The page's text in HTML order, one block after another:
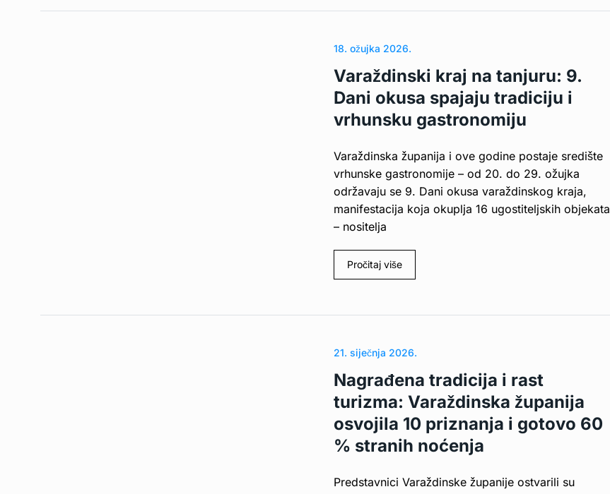
18. ožujka 2026.
Varaždinski kraj na tanjuru: 9.
Dani okusa spajaju tradiciju i
vrhunsku gastronomiju
Varaždinska županija i ove godine postaje središte
vrhunske gastronomije – od 20. do 29. ožujka
održavaju se 9. Dani okusa varaždinskog kraja,
manifestacija koja okuplja 16 ugostiteljskih objekata
– nositelja
Pročitaj više
21. siječnja 2026.
Nagrađena tradicija i rast
turizma: Varaždinska županija
osvojila 10 priznanja i gotovo 60
% stranih noćenja
Predstavnici Varaždinske županije ostvarili su